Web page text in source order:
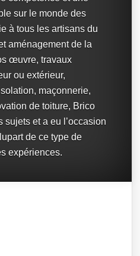
sur le monde des
à tous les artisans du
aménagement de la
œuvre, travaux
ou extérieur,
maçonnerie,
de toiture, Brico
sujets et a eu l’occasion
de ce type de
expériences.